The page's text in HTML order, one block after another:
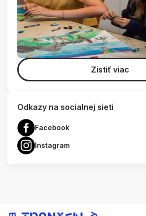
Zistiť viac
Odkazy na socialnej sieti
Facebook
Instagram